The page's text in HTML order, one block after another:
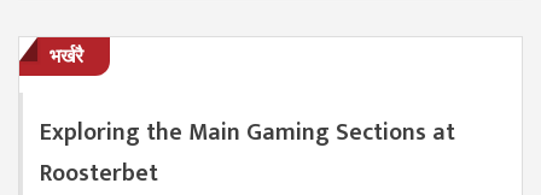
भर्खरै
Exploring the Main Gaming Sections at
Roosterbet